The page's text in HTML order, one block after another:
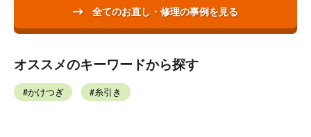
全てのお直し・修理の事例を見る
オススメのキーワードから探す
かけつぎ 糸引き